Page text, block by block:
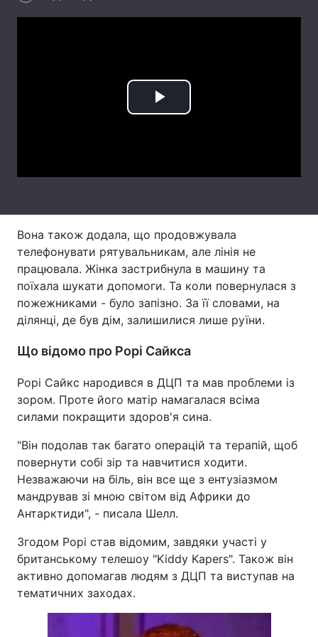
Тема оформлення
Play
Вона також додала, що продовжувала
телефонувати рятувальникам, але лінія не
працювала. Жінка застрибнула в машину та
поїхала шукати допомоги. Та коли повернулася з
пожежниками - було запізно. За її словами, на
ділянці, де був дім, залишилися лише руїни.
Що відомо про Рорі Сайкса
Рорі Сайкс народився в ДЦП та мав проблеми із
зором. Проте його матір намагалася всіма
силами покращити здоров'я сина.
"Він подолав так багато операцій та терапій, щоб
повернути собі зір та навчитися ходити.
Незважаючи на біль, він все ще з ентузіазмом
мандрував зі мною світом від Африки до
Антарктиди", - писала Шелл.
Згодом Рорі став відомим, завдяки участі у
британському телешоу "Kiddy Kapers". Також він
активно допомагав людям з ДЦП та виступав на
тематичних заходах.